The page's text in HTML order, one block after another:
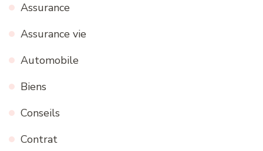
Assurance
Assurance vie
Automobile
Biens
Conseils
Contrat